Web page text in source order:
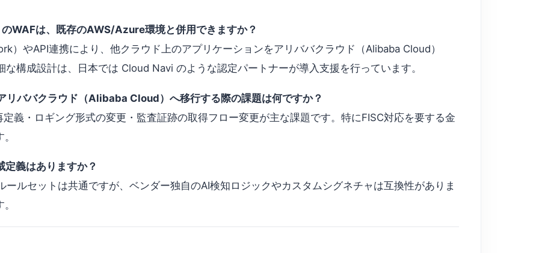
WAFは、既存のAWS/Azure環境と併用できますか？
）やAPI連携により、他クラウド上のアプリケーションをアリババクラウド（Alibaba Cloud）
構成設計は、日本では Cloud Navi のような認定パートナーが導入支援を行っています。
ババクラウド（Alibaba Cloud）へ移行する際の課題は何ですか？
義・ロギング形式の変更・監査証跡の取得フロー変更が主な課題です。特にFISC対応を要する金
義はありますか？
ールセットは共通ですが、ベンダー独自のAI検知ロジックやカスタムシグネチャは互換性がありま